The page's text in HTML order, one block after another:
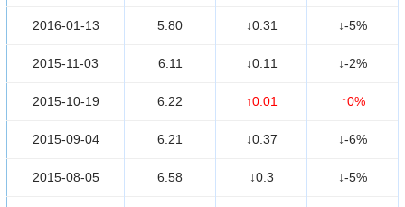
2016-01-13 5.80 ↓0.31 ↓-5%
2015-11-03 6.11 ↓0.11 ↓-2%
2015-10-19 6.22 ↑0.01 ↑0%
2015-09-04 6.21 ↓0.37 ↓-6%
2015-08-05 6.58 ↓0.3 ↓-5%